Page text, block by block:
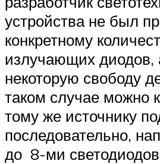
устройства не был
конкретному
излучающих диодов,
некоторую свободу
таком случае можно
тому же источнику
последовательно,
до 8-ми